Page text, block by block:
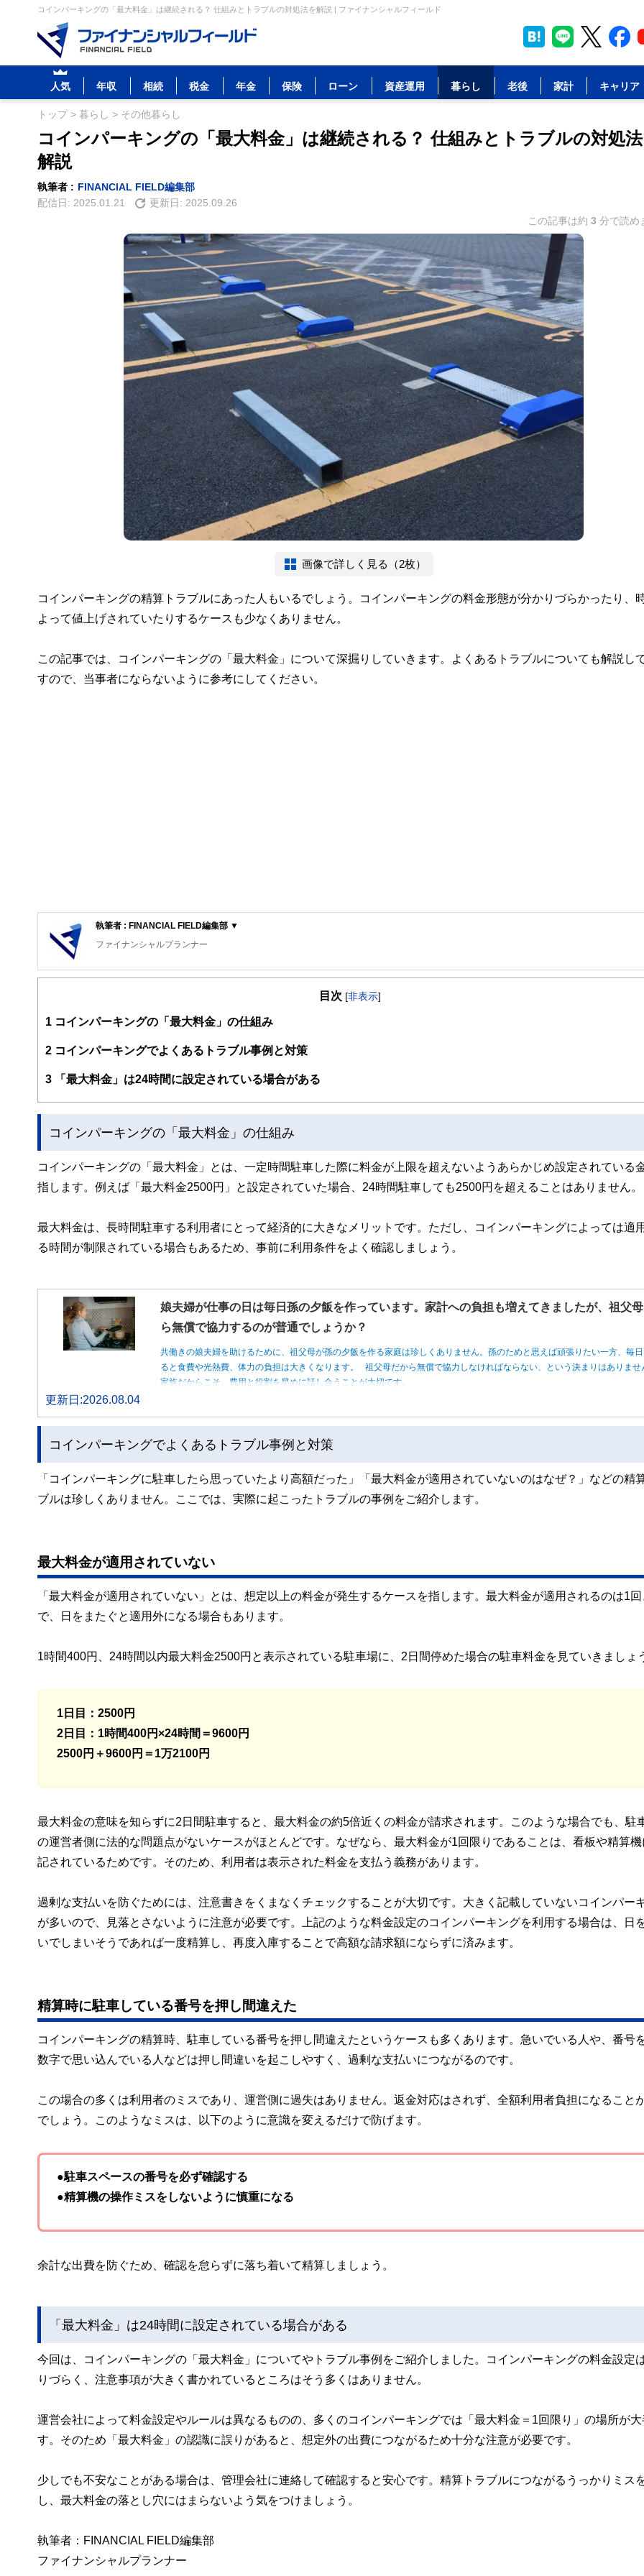
コインパーキングの「最大料金」は継続される？ 仕組みとトラブルの対処法を解説 | ファイナンシャルフィールド
人気 年収 相続 税金 年金 保険 ローン 資産運用 暮らし 老後 家計 キャリア
トップ> 暮らし > その他暮らし
コインパーキングの「最大料金」は継続される？ 仕組みとトラブルの対処
解説
執筆者 : FINANCIAL FIELD編集部
配信日: 2025.01.21 更新日: 2025.09.26
この記事は約 3 分で読め
画像で詳しく見る（2枚）
コインパーキングの精算トラブルにあった人もいるでしょう。コインパーキングの料金形態が分かりづらかったり、
よって値上げされていたりするケースも少なくありません。
この記事では、コインパーキングの「最大料金」について深掘りしていきます。よくあるトラブルについても解説し
すので、当事者にならないように参考にしてください。
執筆者 : FINANCIAL FIELD編集部 ▼
ファイナンシャルプランナー
FinancialField編集部は、金融、経済に関する記事を、日々の暮らしにどのような影響を与えるかという視点で、お金の知識がない方でも理解
案から記事掲載まですべての工程に関わることで、読者目線のコンテンツを追求しています。
FinancialFieldの特徴は、ファイナンシャルプランナー、弁護士、税理士、宅地建物取引士、相続診断士、住宅ローンアドバイザー、DCプラン
ー、公認会計士、社会保険労務士、行政書士、投資アナリスト、キャリアコンサルタントなど150名以上の有資格者を執筆者・監修者として迎
私たちは、快適でより良い生活のアイデアを提供するお金のコンシェルジュを目指します。
目次 [非表示]
1 コインパーキングの「最大料金」の仕組み
2 コインパーキングでよくあるトラブル事例と対策
3 「最大料金」は24時間に設定されている場合がある
コインパーキングの「最大料金」の仕組み
コインパーキングの「最大料金」とは、一定時間駐車した際に料金が上限を超えないようあらかじめ設定されている
指します。例えば「最大料金2500円」と設定されていた場合、24時間駐車しても2500円を超えることはありません。
最大料金は、長時間駐車する利用者にとって経済的に大きなメリットです。ただし、コインパーキングによっては適
る時間が制限されている場合もあるため、事前に利用条件をよく確認しましょう。
娘夫婦が仕事の日は毎日孫の夕飯を作っています。家計への負担も増えてきましたが、祖父
ら無償で協力するのが普通でしょうか？
共働きの娘夫婦を助けるために、祖父母が孫の夕飯を作る家庭は珍しくありません。孫のためと思えば頑張りたい一方、毎日
ると食費や光熱費、体力の負担は大きくなります。 祖父母だから無償で協力しなければならない、という決まりはありませ
家族だからこそ、費用と役割を早めに話し合うことが大切です。
更新日:2026.08.04
コインパーキングでよくあるトラブル事例と対策
「コインパーキングに駐車したら思っていたより高額だった」「最大料金が適用されていないのはなぜ？」などの精
ブルは珍しくありません。ここでは、実際に起こったトラブルの事例をご紹介します。
最大料金が適用されていない
「最大料金が適用されていない」とは、想定以上の料金が発生するケースを指します。最大料金が適用されるのは1回
で、日をまたぐと適用外になる場合もあります。
1時間400円、24時間以内最大料金2500円と表示されている駐車場に、2日間停めた場合の駐車料金を見ていきましょ
1日目：2500円
2日目：1時間400円×24時間＝9600円
2500円＋9600円＝1万2100円
最大料金の意味を知らずに2日間駐車すると、最大料金の約5倍近くの料金が請求されます。このような場合でも、駐
の運営者側に法的な問題点がないケースがほとんどです。なぜなら、最大料金が1回限りであることは、看板や精算機
記されているためです。そのため、利用者は表示された料金を支払う義務があります。
過剰な支払いを防ぐためには、注意書きをくまなくチェックすることが大切です。大きく記載していないコインパー
が多いので、見落とさないように注意が必要です。上記のような料金設定のコインパーキングを利用する場合は、日
いでしまいそうであれば一度精算し、再度入庫することで高額な請求額にならずに済みます。
精算時に駐車している番号を押し間違えた
コインパーキングの精算時、駐車している番号を押し間違えたというケースも多くあります。急いでいる人や、番号
数字で思い込んでいる人などは押し間違いを起こしやすく、過剰な支払いにつながるのです。
この場合の多くは利用者のミスであり、運営側に過失はありません。返金対応はされず、全額利用者負担になること
でしょう。このようなミスは、以下のように意識を変えるだけで防げます。
●駐車スペースの番号を必ず確認する
●精算機の操作ミスをしないように慎重になる
余計な出費を防ぐため、確認を怠らずに落ち着いて精算しましょう。
「最大料金」は24時間に設定されている場合がある
今回は、コインパーキングの「最大料金」についてやトラブル事例をご紹介しました。コインパーキングの料金設定
りづらく、注意事項が大きく書かれているところはそう多くはありません。
運営会社によって料金設定やルールは異なるものの、多くのコインパーキングでは「最大料金＝1回限り」の場所が大
す。そのため「最大料金」の認識に誤りがあると、想定外の出費につながるため十分な注意が必要です。
少しでも不安なことがある場合は、管理会社に連絡して確認すると安心です。精算トラブルにつながるうっかりミス
し、最大料金の落とし穴にはまらないよう気をつけましょう。
執筆者：FINANCIAL FIELD編集部
ファイナンシャルプランナー